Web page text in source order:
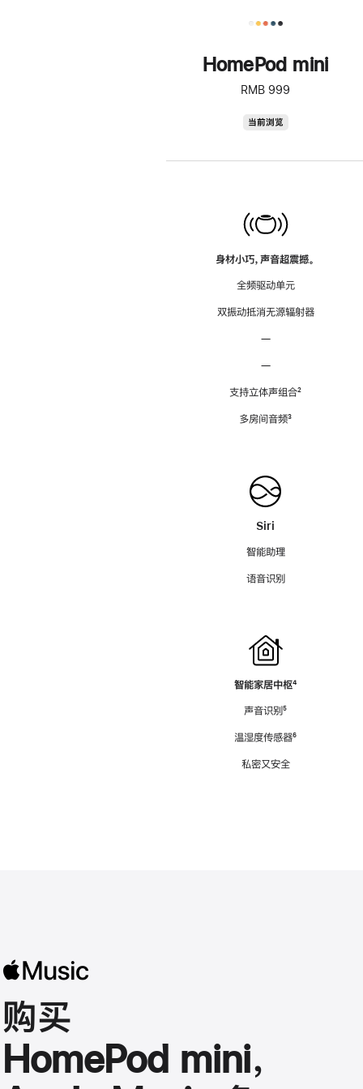
HomePod mini
RMB 999
当前浏览
身材小巧，声音超震撼。
全频驱动单元
双振动抵消无源辐射器
—
—
支持立体声组合脚
²
多房间音频脚
³
Siri
智能助理
语音识别
智能家居中枢脚
⁴
声音识别脚
⁵
温湿度传感器脚
⁶
私密又安全
购买
HomePod mini，